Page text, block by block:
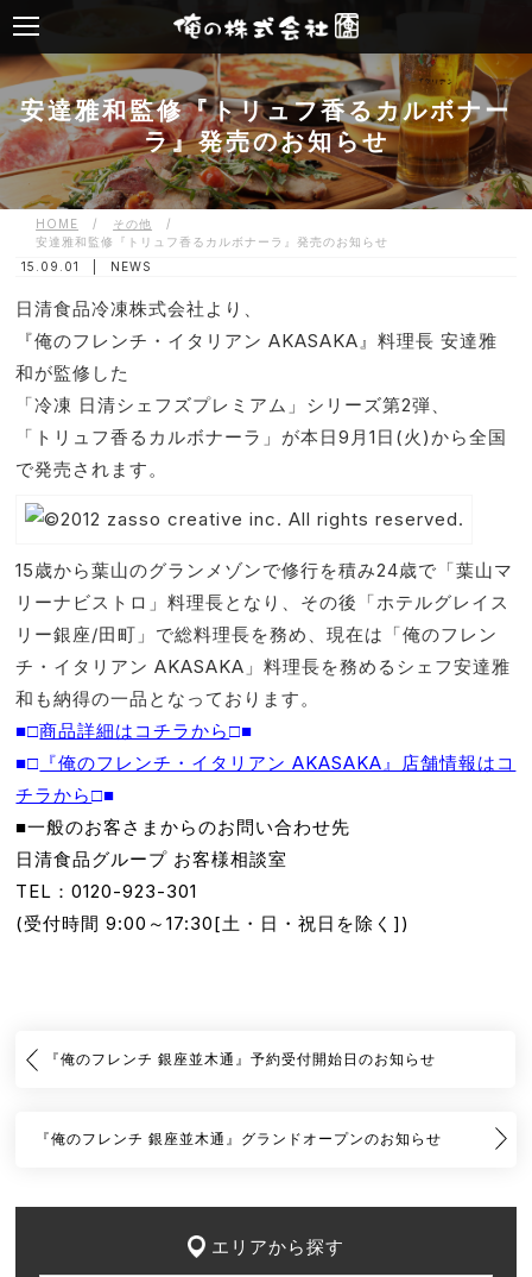
安達雅和監修『トリュフ香るカルボナー
ラ』発売のお知らせ
HOME / その他
/
安達雅和監修『トリュフ香るカルボナーラ』発売のお知らせ
15.09.01 |
NEWS
日清食品冷凍株式会社より、
『俺のフレンチ・イタリアン AKASAKA』料理長 安達雅
和が監修した
「冷凍 日清シェフズプレミアム」シリーズ第2弾、
「トリュフ香るカルボナーラ」が本日9月1日(火)から全国
で発売されます。
15歳から葉山のグランメゾンで修行を積み24歳で「葉山マ
リーナビストロ」料理長となり、その後「ホテルグレイス
リー銀座/田町」で総料理長を務め、現在は「俺のフレン
チ・イタリアン AKASAKA」料理長を務めるシェフ安達雅
和も納得の一品となっております。
■□商品詳細はコチラから□■
■□ 『俺のフレンチ・イタリアン AKASAKA』店舗情報はコ
チラから□■
■一般のお客さまからのお問い合わせ先
日清食品グループ お客様相談室
TEL：0120-923-301
(受付時間 9:00～17:30[土・日・祝日を除く])
『俺のフレンチ 銀座並木通』予約受付開始日のお知らせ
『俺のフレンチ 銀座並木通』グランドオープンのお知らせ
エリアから探す